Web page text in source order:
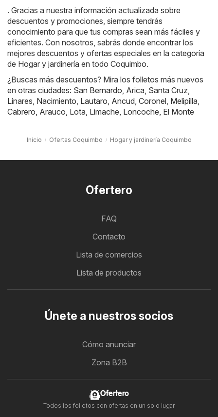
. Gracias a nuestra información actualizada sobre
descuentos y promociones, siempre tendrás
conocimiento para que tus compras sean más fáciles y
eficientes. Con nosotros, sabrás donde encontrar los
mejores descuentos y ofertas especiales en la categoría
de Hogar y jardinería en todo Coquimbo.
¿Buscas más descuentos? Mira los folletos más nuevos
en otras ciudades: San Bernardo Arica Santa Cruz
Linares Nacimiento Lautaro Ancud Coronel Melipilla
Cabrero Arauco Lota Limache Loncoche El Monte
Inicio Ofertas Coquimbo Hogar y jardinería Coquimbo
Ofertero
FAQ
Contacto
Lista de comercios
Lista de productos
Únete a nuestros socios
Cómo anunciar
Zona B2B
Ofertero
Todos los folletos con ofertas en un solo lugar